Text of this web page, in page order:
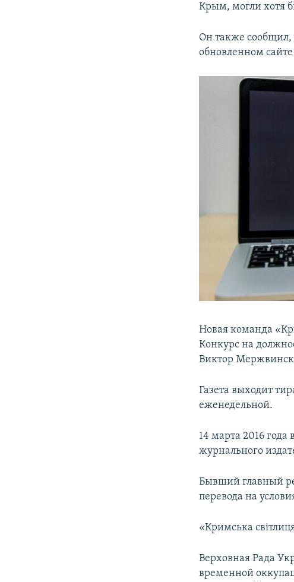
Крым, могли хотя
Он также сообщил,
обновленном
Новая команда
Конкурс на
Виктор
Газета выходит
еженедельной.
14 марта 2016
журнального
Бывший главный
перевода на
«Кримська
Верховная Рада
временной